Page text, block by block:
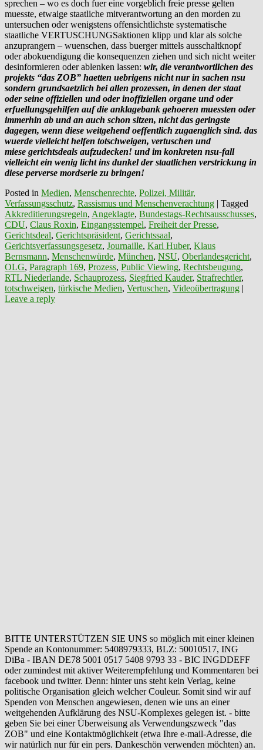
sprechen – wo es doch fuer eine vorgeblich freie presse gelten
muesste, etwaige staatliche mitverantwortung an den morden zu
untersuchen oder wenigstens offensichtlichste systematische
staatliche VERTUSCHUNGSaktionen klipp und klar als solche
anzuprangern – wuenschen, dass buerger mittels ausschaltknopf
oder abokuendigung die konsequenzen ziehen und sich nicht weiter
desinformieren oder ablenken lassen: wir, die verantwortlichen des
projekts “das ZOB” haetten uebrigens nicht nur in sachen nsu
sondern grundsaetzlich bei allen prozessen, in denen der staat
oder seine offiziellen und oder inoffiziellen organe und oder
erfuellungsgehilfen auf die anklagebank gehoeren muessten oder
immerhin ab und an auch schon sitzen, nicht das geringste
dagegen, wenn diese weitgehend oeffentlich zugaenglich sind. das
wuerde vielleicht helfen totschweigen, vertuschen und
miese gerichtsdeals aufzudecken! und im konkreten nsu-fall
vielleicht ein wenig licht ins dunkel der staatlichen verstrickung in
diese perverse mordserie zu bringen!
Posted in Medien, Menschenrechte, Polizei, Militär,
Verfassungsschutz, Rassismus und Menschenverachtung | Tagged
Akkreditierungsregeln, Angeklagte, Bundestags-Rechtsausschusses,
CDU, Claus Roxin, Eingangsstempel, Freiheit der Presse,
Gerichtsdeal, Gerichtspräsident, Gerichtssaal,
Gerichtsverfassungsgesetz, Journaille, Karl Huber, Klaus
Bernsmann, Menschenwürde, München, NSU, Oberlandesgericht,
OLG, Paragraph 169, Prozess, Public Viewing, Rechtsbeugung,
RTL Niederlande, Schauprozess, Siegfried Kauder, Strafrechtler,
totschweigen, türkische Medien, Vertuschen, Videoübertragung |
Leave a reply
BITTE UNTERSTÜTZEN SIE UNS so möglich mit einer kleinen
Spende an Kontonummer: 5408979333, BLZ: 50010517, ING
DiBa - IBAN DE78 5001 0517 5408 9793 33 - BIC INGDDEFF
oder zumindest mit aktiver Weiterempfehlung und Kommentaren bei
facebook und twitter. Denn: hinter uns steht kein Verlag, keine
politische Organisation gleich welcher Couleur. Somit sind wir auf
Spenden von Menschen angewiesen, denen wie uns an einer
weitgehenden Aufklärung des NSU-Komplexes gelegen ist. - bitte
geben Sie bei einer Überweisung als Verwendungszweck "das
ZOB" und eine Kontaktmöglichkeit (etwa Ihre e-mail-Adresse, die
wir natürlich nur für ein pers. Dankeschön verwenden möchten) an.